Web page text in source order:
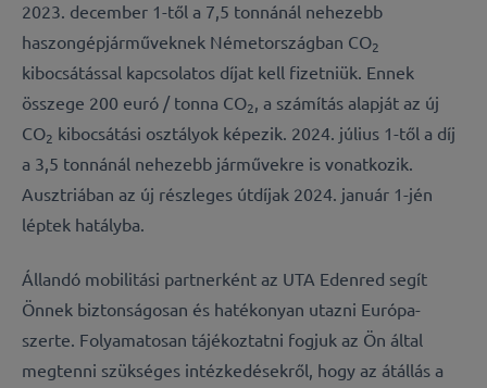
2023. december 1-től a 7,5 tonnánál nehezebb
haszongépjárműveknek Németországban CO2
kibocsátással kapcsolatos díjat kell fizetniük. Ennek
összege 200 euró / tonna CO2 , a számítás alapját az új
CO2 kibocsátási osztályok képezik. 2024. július 1-től a díj
a 3,5 tonnánál nehezebb járművekre is vonatkozik.
Ausztriában az új részleges útdíjak 2024. január 1-jén
léptek hatályba.
Állandó mobilitási partnerként az UTA Edenred segít
Önnek biztonságosan és hatékonyan utazni Európa-
szerte. Folyamatosan tájékoztatni fogjuk az Ön által
megtenni szükséges intézkedésekről, hogy az átállás a